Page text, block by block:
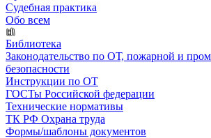
Судебная практика
Обо всем
Библиотека
Законодательство по ОТ, пожарной и
безопасности
Инструкции по ОТ
ГОСТы Российской федерации
Технические нормативы
ТК РФ Охрана труда
Формы/шаблоны документов